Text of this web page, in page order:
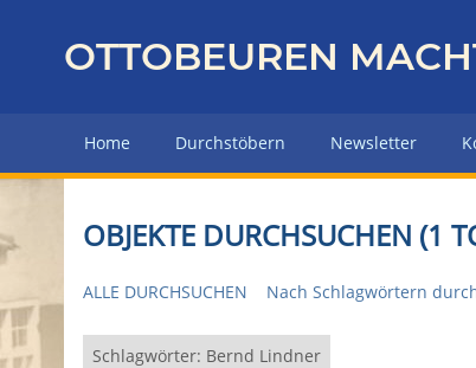
z
r
H
u
p
OTTOBEUREN
Home Durchstöbern Newsletter
OBJEKTE DURCHSUCHEN (1
ALLE DURCHSUCHEN Nach Schlagwörtern
Schlagwörter: Bernd Lindner